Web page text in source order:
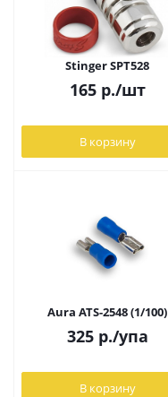
Stinger SPT528
165р./шт
В корзину
Aura ATS-2548 (1/100)
325р./упа
В корзину